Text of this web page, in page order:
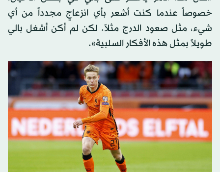
خصوصاً عندما كنت أشعر بأي انزعاجٍ مجدداً من أي
شيء، مثل صعود الدرج مثلاً. لكن لم أكن أشغل بالي
طويلاً بمثل هذه الأفكار السلبية».